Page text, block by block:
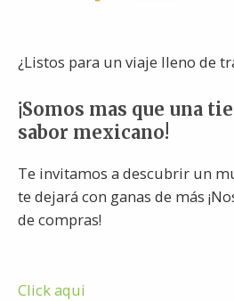
¿Listos para un viaje lleno de
¡Somos mas que una
sabor mexicano!
Te invitamos a descubrir un
te dejará con ganas de más
de compras!
Click aqui